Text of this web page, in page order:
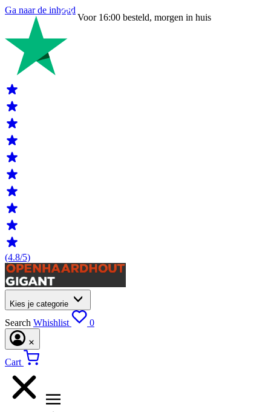
Ga naar de inhoud
Voor 16:00 besteld, morgen in huis
(4.8/5)
Kies je categorie
Search Whishlist 0
Cart